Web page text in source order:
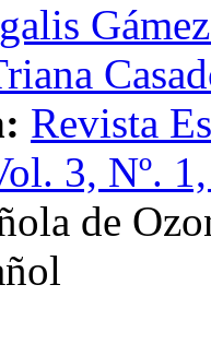
Revista
3, Nº.
de